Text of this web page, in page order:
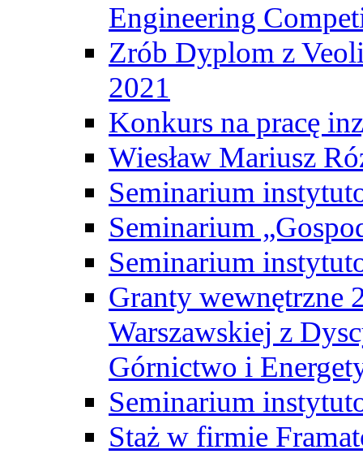
Engineering
Zrób Dyplom z
2021
Konkurs na pracę
Wiesław Mariusz
Seminarium
Seminarium
Seminarium
Granty wewnętrzne
Warszawskiej z
Górnictwo i
Seminarium
Staż w firmie